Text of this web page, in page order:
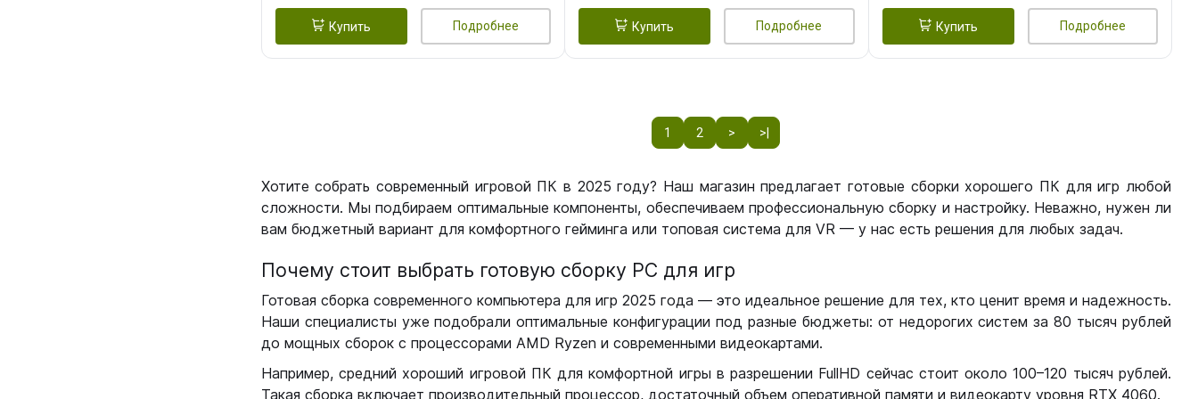
Купить Подробнее Купить Подробнее Купить Подробнее
1 2 > >|
Хотите собрать современный игровой ПК в 2025 году? Наш магазин предлагает готовые сборки хорошего ПК для игр любой
сложности. Мы подбираем оптимальные компоненты, обеспечиваем профессиональную сборку и настройку. Неважно, нужен ли
вам бюджетный вариант для комфортного гейминга или топовая система для VR — у нас есть решения для любых задач.
Почему стоит выбрать готовую сборку РС для игр
Готовая сборка современного компьютера для игр 2025 года — это идеальное решение для тех, кто ценит время и надежность.
Наши специалисты уже подобрали оптимальные конфигурации под разные бюджеты: от недорогих систем за 80 тысяч рублей
до мощных сборок с процессорами AMD Ryzen и современными видеокартами.
Например, средний хороший игровой ПК для комфортной игры в разрешении FullHD сейчас стоит около 100–120 тысяч рублей.
Такая сборка включает производительный процессор, достаточный объем оперативной памяти и видеокарту уровня RTX 4060.